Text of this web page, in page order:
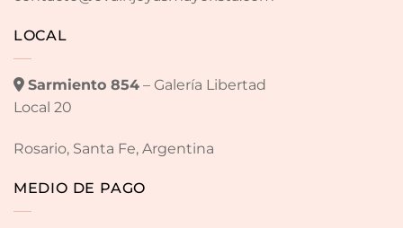
LOCAL
Sarmiento 854– Galería Libertad
Local 20
Rosario, Santa Fe, Argentina
MEDIO DE PAGO